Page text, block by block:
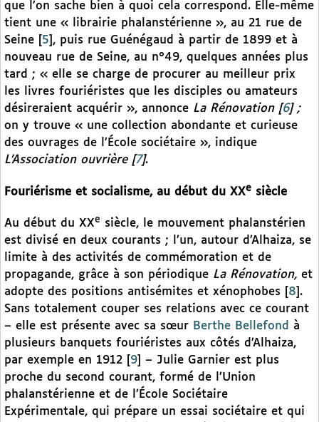
que l’on sache bien à quoi cela correspond. Elle-même
tient une « librairie phalanstérienne », au 21 rue de
Seine
5 , puis rue Guénégaud à partir de 1899 et à
nouveau rue de Seine, au n°49, quelques années plus
tard ; « elle se charge de procurer au meilleur prix
les livres fouriéristes que les disciples ou amateurs
désireraient acquérir », annonce La Rénovation[6];
on y trouve « une collection abondante et curieuse
des ouvrages de l’École sociétaire », indique
L’Association ouvrière[7].
Fouriérisme et socialisme, au début du XXe siècle
Au début du XXe siècle, le mouvement phalanstérien
est divisé en deux courants ; l’un, autour d’Alhaiza, se
limite à des activités de commémoration et de
propagande, grâce à son périodique La Rénovation, et
adopte des positions antisémites et xénophobes
8 .
Sans totalement couper ses relations avec ce courant
– elle est présente avec sa sœur Berthe Bellefond à
plusieurs banquets fouriéristes aux côtés d’Alhaiza,
par exemple en 1912
9
– Julie Garnier est plus
proche du second courant, formé de l’Union
phalanstérienne et de l’École Sociétaire
Expérimentale, qui prépare un essai sociétaire et qui